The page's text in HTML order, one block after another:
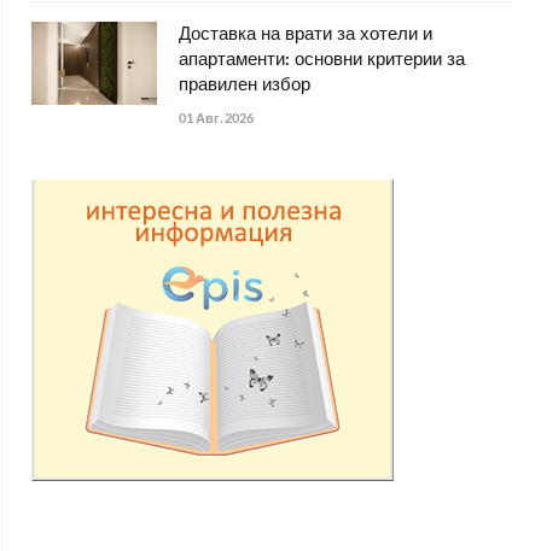
Доставка на врати за хотели и
апартаменти: основни критерии за
правилен избор
01 Авг. 2026